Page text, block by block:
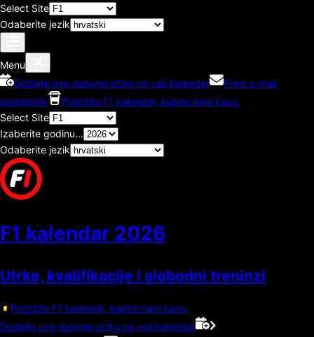
Select Site
Odaberite jezik
Menu
Dodajte ove datume utrka na vaš kalendar
Primi e-mail
podsjetnik
Podržite F1 kalendar, kupite nam kavu.
Select Site
Izaberite godinu...
Odaberite jezik
F1 kalendar 2026
Utrke, kvalifikacije i slobodni treninzi
Podržite F1 kalendar, kupite nam kavu.
Dodajte ove datume utrka na vaš kalendar